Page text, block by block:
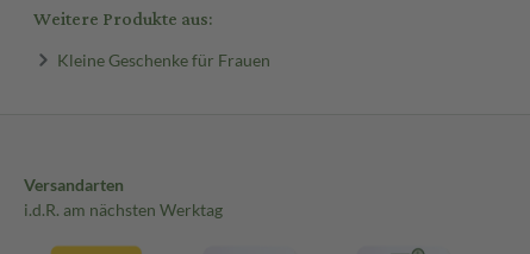
Weitere Produkte aus:
Kleine Geschenke für Frauen
Versandarten
i.d.R. am nächsten Werktag